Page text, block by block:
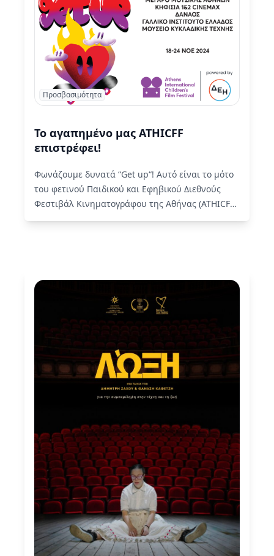
Προσβασιμότητα
Το αγαπημένο μας ATHICFF
επιστρέφει!
Φωνάζουμε δυνατά “Get up“! Αυτό είναι το μότο
του φετινού Παιδικού και Εφηβικού Διεθνούς
Φεστιβάλ Κινηματογράφου της Αθήνας (ATHICFF)
powered by ΔΕΗ που μας…Read More